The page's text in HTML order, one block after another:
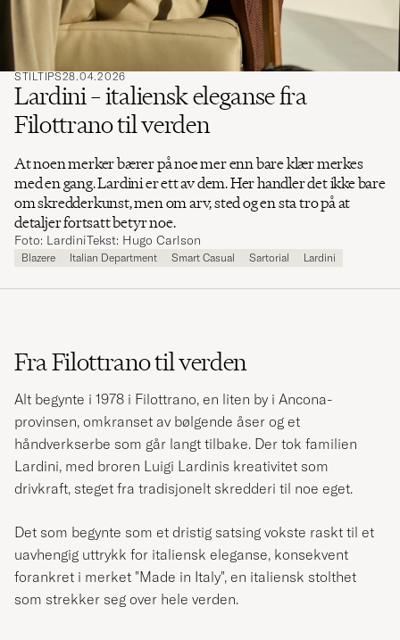
STILTIPS28.04.2026
Lardini – italiensk eleganse fra
Filottrano til verden
At noen merker bærer på noe mer enn bare klær merkes
med en gang. Lardini er ett av dem. Her handler det ikke bare
om skredderkunst, men om arv, sted og en sta tro på at
detaljer fortsatt betyr noe.
Foto: LardiniTekst: Hugo Carlson
Blazere Italian Department Smart Casual Sartorial Lardini
Fra Filottrano til verden
Alt begynte i 1978 i Filottrano, en liten by i Ancona-
provinsen, omkranset av bølgende åser og et
håndverkserbe som går langt tilbake. Der tok familien
Lardini, med broren Luigi Lardinis kreativitet som
drivkraft, steget fra tradisjonelt skredderi til noe eget.
Det som begynte som et dristig satsing vokste raskt til et
uavhengig uttrykk for italiensk eleganse, konsekvent
forankret i merket "Made in Italy", en italiensk stolthet
som strekker seg over hele verden.